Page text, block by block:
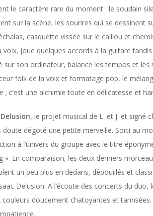
le caractère rare du moment : le soudain
sur la scène, les sourires qui se dessinent
casquette vissée sur le caillou et
voix, joue quelques accords à la guitare
sur son ordinateur, balance les tempos et
folk de la voix et formatage pop, le
; c’est une alchimie toute en délicatesse et
, le projet musical de L. et J. et signé
doute dégoté une petite merveille. Sorti au
à l’univers du groupe avec le titre
». En comparaison, les deux derniers
un peu plus en dedans, dépouillés et
Delusion. A l’écoute des concerts du
doucement chatoyantes et